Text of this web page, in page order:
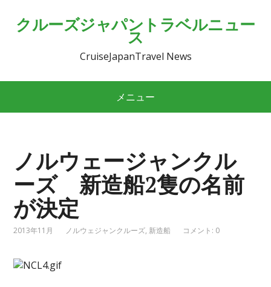
クルーズジャパントラベルニュー
ス
CruiseJapanTravel News
メニュー
ノルウェージャンクル
ーズ 新造船2隻の名前
が決定
2013年11月 ノルウェジャンクルーズ, 新造船 コメント: 0